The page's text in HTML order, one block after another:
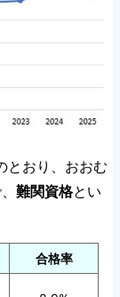
とおり、おおむ
難関資格とい
合格率